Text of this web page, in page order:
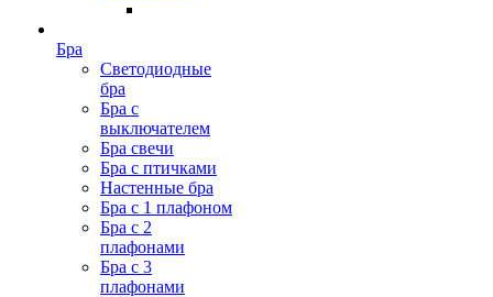
Бра
Светодиодные
бра
Бра с
выключателем
Бра свечи
Бра с птичками
Настенные бра
Бра с 1 плафоном
Бра с 2
плафонами
Бра с 3
плафонами